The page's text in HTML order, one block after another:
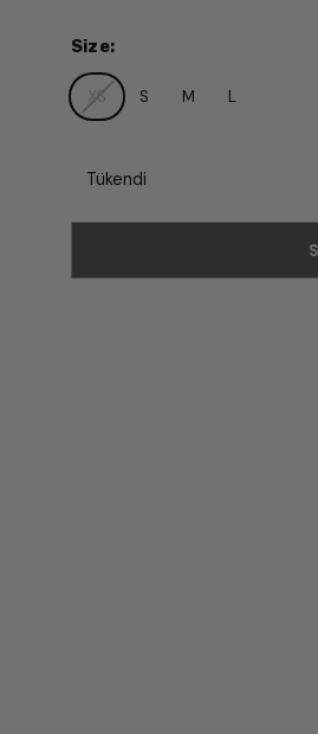
Size:
XS S M L
Tükendi